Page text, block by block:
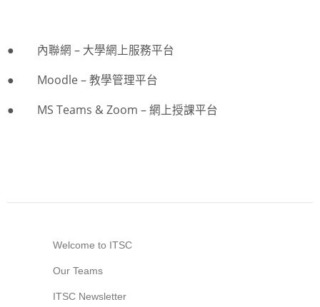
● 內聯網 – 大學網上服務平台
●
Moodle –教學管理平台
●
MS Teams & Zoom –網上授課平台
Welcome to ITSC
Our Teams
ITSC Newsletter